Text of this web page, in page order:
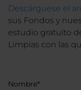
Descárguese el
sus Fondos y
estudio gratuito
Limpias con las